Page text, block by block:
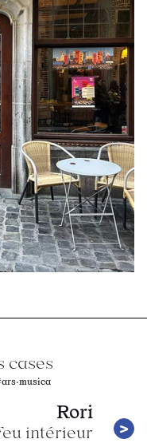
cases
Rori
intérieur